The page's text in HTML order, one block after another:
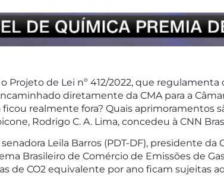
Projeto de Lei nº 412/2022, que
diretamente da CMA para a
realmente fora? Quais aprimoramentos
Rodrigo C. A. Lima, concedeu à CNN
Leila Barros (PDT-DF), presidente da
Brasileiro de Comércio de Emissões de
CO2 equivalente por ano ficam sujeitas